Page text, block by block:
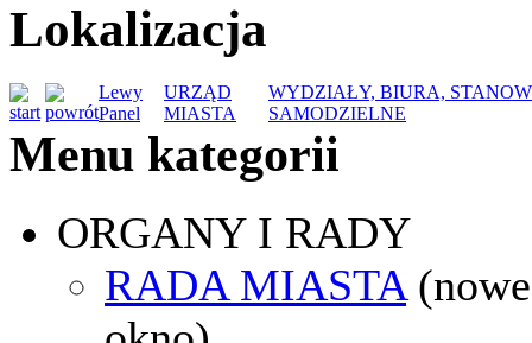
Lokalizacja
Lewy
Panel
URZĄD
MIASTA
WYDZIAŁY, BIURA,
SAMODZIELNE
Menu kategorii
ORGANY I RADY
RADA MIASTA (nowe